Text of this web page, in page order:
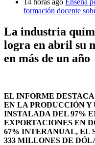
14 horas ago Enseñá
formación docente
La industria
logra en abril su
en más de un año
EL INFORME
EN LA PRODUCCIÓN Y
INSTALADA DEL 97%
EXPORTACIONES EN
67% INTERANUAL, EL
333 MILLONES DE